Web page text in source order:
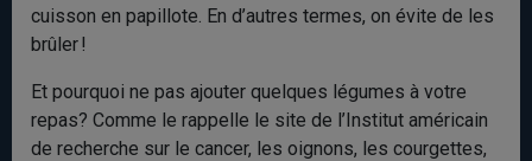
cuisson en papillote. En d’autres termes, on évite de les
brûler !
Et pourquoi ne pas ajouter quelques légumes à votre
repas? Comme le rappelle le site de l’Institut américain
de recherche sur le cancer, les oignons, les courgettes,